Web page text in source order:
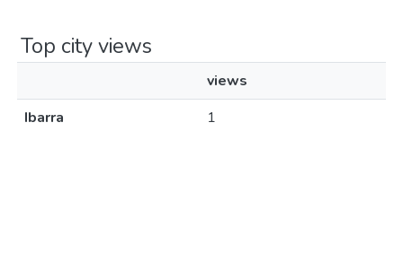
Top city views
views
Ibarra
1